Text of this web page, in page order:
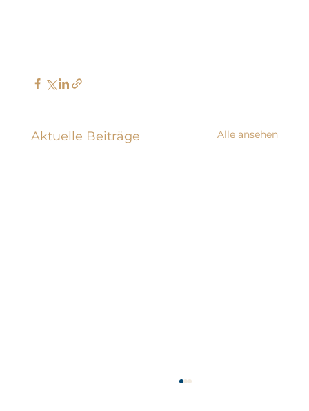
Aktuelle Beiträge Alle ansehen